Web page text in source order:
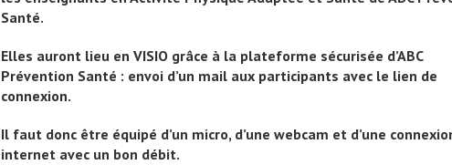
Santé.
Elles auront lieu en VISIO grâce à la plateforme sécurisée d’ABC
Prévention Santé : envoi d’un mail aux participants avec le lien de
connexion.
Il faut donc être équipé d’un micro, d’une webcam et d’une
internet avec un bon débit.